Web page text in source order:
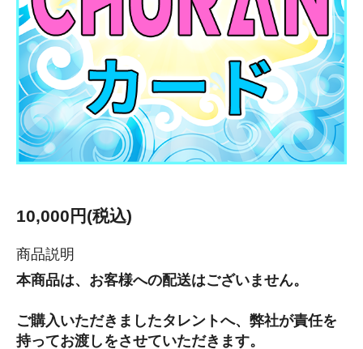
10,000円(税込)
商品説明
本商品は、お客様への配送はございません。
ご購入いただきましたタレントへ、弊社が責任を
持ってお渡しをさせていただきます。